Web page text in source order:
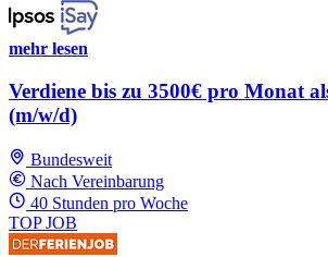
mehr lesen
Verdiene bis zu 3500€ pro Monat
(m/w/d)
Bundesweit
Nach Vereinbarung
40 Stunden pro Woche
TOP JOB